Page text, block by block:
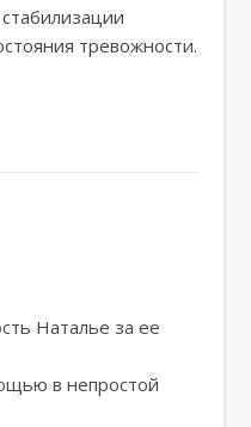
тревожности.
Наталье за ее
в непростой